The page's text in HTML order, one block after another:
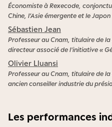
Économiste à Rexecode,
Chine, l’Asie émergente et le Japon
Sébastien Jean
Professeur au Cnam, titulaire de la
directeur associé de l'initiative «
Olivier Lluansi
Professeur au Cnam, titulaire de
ancien conseiller industrie du
Les performances